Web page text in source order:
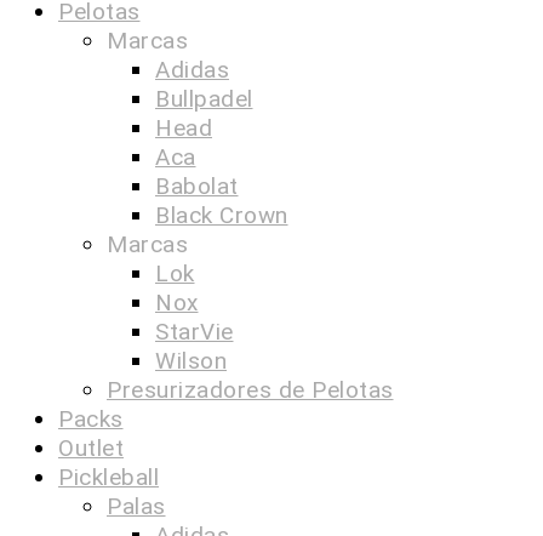
Pelotas
Marcas
Adidas
Bullpadel
Head
Aca
Babolat
Black Crown
Marcas
Lok
Nox
StarVie
Wilson
Presurizadores de Pelotas
Packs
Outlet
Pickleball
Palas